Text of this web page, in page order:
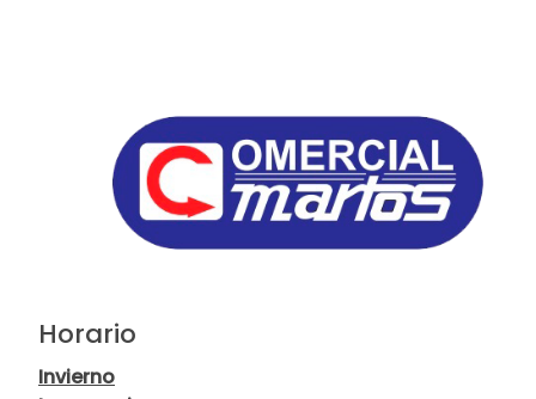
Horario
Invierno